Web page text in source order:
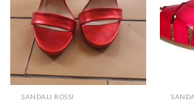
SANDALI ROSSI